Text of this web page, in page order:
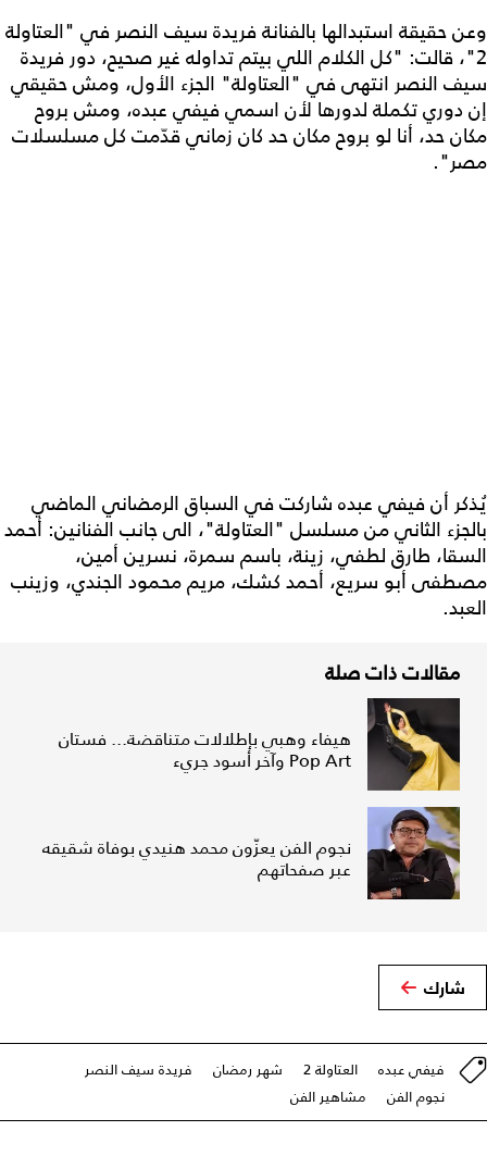
وعن حقيقة استبدالها بالفنانة فريدة سيف النصر في "العتاولة
2"، قالت: "كل الكلام اللي بيتم تداوله غير صحيح، دور فريدة
سيف النصر انتهى في "العتاولة" الجزء الأول، ومش حقيقي
إن دوري تكملة لدورها لأن اسمي فيفي عبده، ومش بروح
مكان حد، أنا لو بروح مكان حد كان زماني قدّمت كل مسلسلات
مصر".
يُذكر أن فيفي عبده شاركت في السباق الرمضاني الماضي
بالجزء الثاني من مسلسل "العتاولة"، الى جانب الفنانين: أحمد
السقا، طارق لطفي، زينة، باسم سمرة، نسرين أمين،
مصطفى أبو سريع، أحمد كشك، مريم محمود الجندي، وزينب
العبد.
مقالات ذات صلة
هيفاء وهبي بإطلالات متناقضة... فستان
Pop Art وآخر أسود جريء
نجوم الفن يعزّون محمد هنيدي بوفاة شقيقه
عبر صفحاتهم
شارك
فيفي عبده العتاولة 2 شهر رمضان
فريدة سيف النصر
نجوم الفن
مشاهير الفن